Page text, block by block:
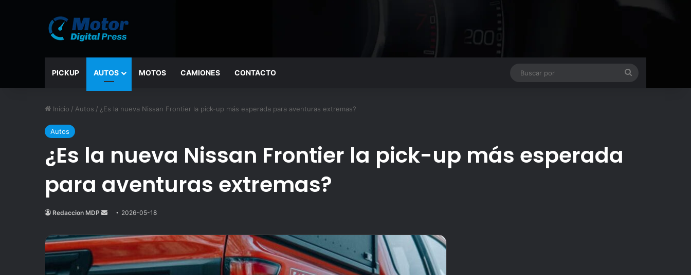
PICKUP AUTOS MOTOS CAMIONES CONTACTO
Inicio / Autos / ¿Es la nueva Nissan Frontier la pick-up más esperada para aventuras extremas?
Autos
¿Es la nueva Nissan Frontier la pick-up más esperada
para aventuras extremas?
Redaccion MDP
Send
email
2026-05-18